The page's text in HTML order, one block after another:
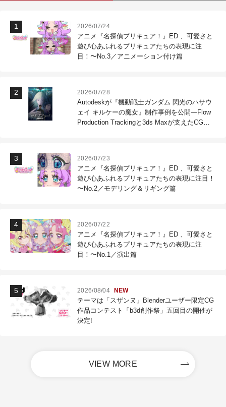
2026/07/24
アニメ『名探偵プリキュア！』ED 、可愛さと
遊び心あふれるプリキュアたちの表現に注
目！〜No.3／アニメーション付け篇
2026/07/28
Autodeskが『機動戦士ガンダム 閃光のハサウ
ェイ キルケーの魔女』制作事例を公開―Flow
Production Trackingと3ds Maxが支えたCG制
2026/07/23
アニメ『名探偵プリキュア！』ED 、可愛さと
遊び心あふれるプリキュアたちの表現に注目！
〜No.2／モデリング＆リギング篇
2026/07/22
アニメ『名探偵プリキュア！』ED 、可愛さと
遊び心あふれるプリキュアたちの表現に注
目！〜No.1／演出篇
2026/08/04 NEW
テーマは「スザンヌ」Blenderユーザー限定CG
作品コンテスト「b3d創作祭」五回目の開催が
決定!
VIEW MORE